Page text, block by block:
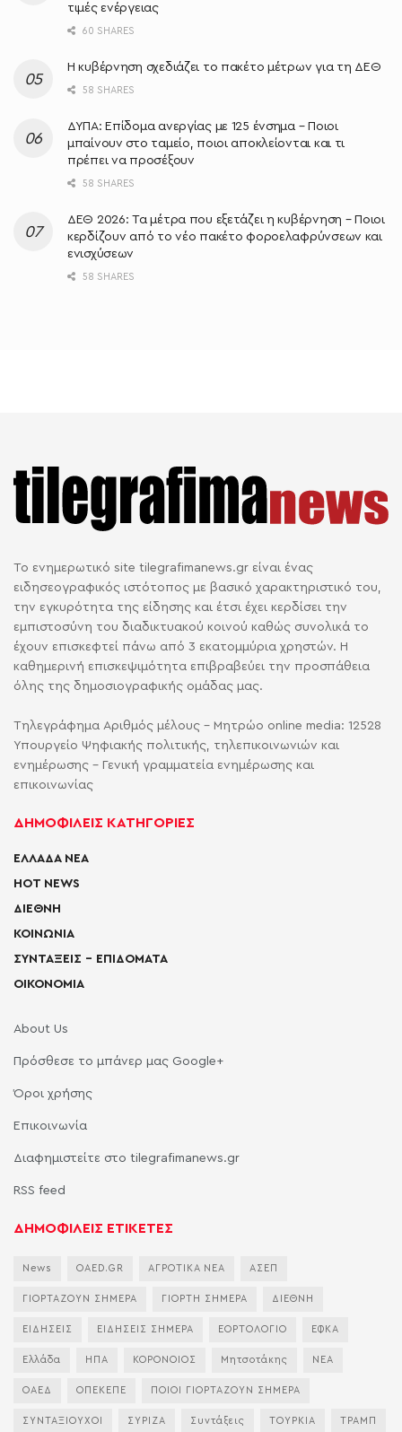
τιμές ενέργειας
60 SHARES
Η κυβέρνηση σχεδιάζει το πακέτο μέτρων για τη ΔΕΘ
58 SHARES
ΔΥΠΑ: Επίδομα ανεργίας με 125 ένσημα – Ποιοι
μπαίνουν στο ταμείο, ποιοι αποκλείονται και τι
πρέπει να προσέξουν
58 SHARES
ΔΕΘ 2026: Τα μέτρα που εξετάζει η κυβέρνηση – Ποιοι
κερδίζουν από το νέο πακέτο φοροελαφρύνσεων και
ενισχύσεων
58 SHARES
Το ενημερωτικό site tilegrafimanews.gr είναι ένας
ειδησεογραφικός ιστότοπος με βασικό χαρακτηριστικό του,
την εγκυρότητα της είδησης και έτσι έχει κερδίσει την
εμπιστοσύνη του διαδικτυακού κοινού καθώς συνολικά το
έχουν επισκεφτεί πάνω από 3 εκατομμύρια χρηστών. Η
καθημερινή επισκεψιμότητα επιβραβεύει την προσπάθεια
όλης της δημοσιογραφικής ομάδας μας.
Τηλεγράφημα Αριθμός μέλους - Μητρώο online media: 12528
Υπουργείο Ψηφιακής πολιτικής, τηλεπικοινωνιών και
ενημέρωσης - Γενική γραμματεία ενημέρωσης και
επικοινωνίας
ΔΗΜΟΦΙΛΕΙΣ ΚΑΤΗΓΟΡΙΕΣ
ΕΛΛΑΔΑ ΝΕΑ
HOT NEWS
ΔΙΕΘΝΗ
ΚΟΙΝΩΝΙΑ
ΣΥΝΤΑΞΕΙΣ – ΕΠΙΔΟΜΑΤΑ
ΟΙΚΟΝΟΜΙΑ
About Us
Πρόσθεσε το μπάνερ μας Google+
Όροι χρήσης
Επικοινωνία
Διαφημιστείτε στο tilegrafimanews.gr
RSS feed
ΔΗΜΟΦΙΛΕΙΣ ΕΤΙΚΕΤΕΣ
News OAED.GR ΑΓΡΟΤΙΚΑ ΝΕΑ ΑΣΕΠ
ΓΙΟΡΤΑΖΟΥΝ ΣΗΜΕΡΑ ΓΙΟΡΤΗ ΣΗΜΕΡΑ ΔΙΕΘΝΗ
ΕΙΔΗΣΕΙΣ ΕΙΔΗΣΕΙΣ ΣΗΜΕΡΑ ΕΟΡΤΟΛΟΓΙΟ ΕΦΚΑ
Ελλάδα ΗΠΑ ΚΟΡΟΝΟΙΟΣ Μητσοτάκης ΝΕΑ
ΟΑΕΔ ΟΠΕΚΕΠΕ ΠΟΙΟΙ ΓΙΟΡΤΑΖΟΥΝ ΣΗΜΕΡΑ
ΣΥΝΤΑΞΙΟΥΧΟΙ ΣΥΡΙΖΑ Συντάξεις ΤΟΥΡΚΙΑ ΤΡΑΜΠ